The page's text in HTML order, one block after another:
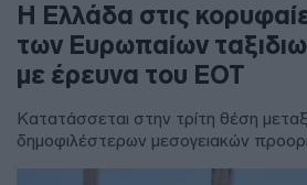
Η Ελλάδα στις
των Ευρωπαίων
με έρευνα του ΕΟΤ
Κατατάσσεται στην τρίτη θέση
δημοφιλέστερων μεσογειακών